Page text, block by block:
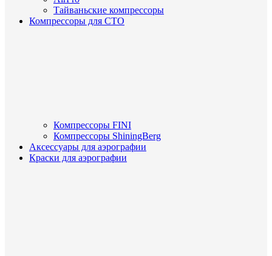
Тайваньские компрессоры
Компрессоры для СТО
Компрессоры FINI
Компрессоры ShiningBerg
Аксессуары для аэрографии
Краски для аэрографии